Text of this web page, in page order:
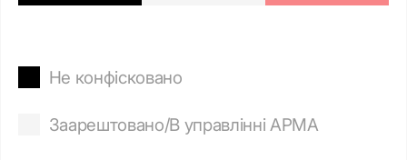
Не конфісковано
Заарештовано/В управлінні АРМА